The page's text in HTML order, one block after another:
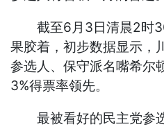
截至6月3日清晨2时
果胶着，初步数据显示，
参选人、保守派名嘴希
3%得票率领先。
最被看好的民主党参